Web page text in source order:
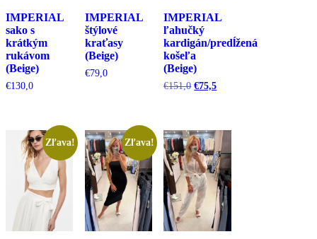
IMPERIAL
sako s
krátkým
rukávom
(Beige)
€130,0
IMPERIAL
štýlové
kraťasy
(Beige)
€79,0
IMPERIAL
ľahučký
kardigán/predĺžená
košeľa
(Beige)
€151,0 Pôvodná
€75,5Aktuálna
Zľava! Zľava!